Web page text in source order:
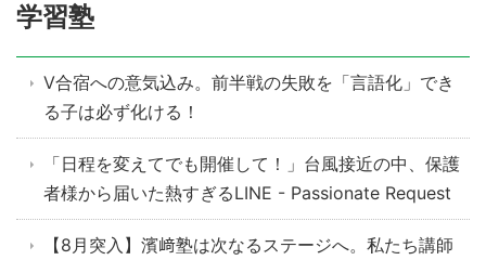
学習塾
V合宿への意気込み。前半戦の失敗を「言語化」でき
る子は必ず化ける！
「日程を変えてでも開催して！」台風接近の中、保護
者様から届いた熱すぎるLINE - Passionate Request
【8月突入】濱﨑塾は次なるステージへ。私たち講師